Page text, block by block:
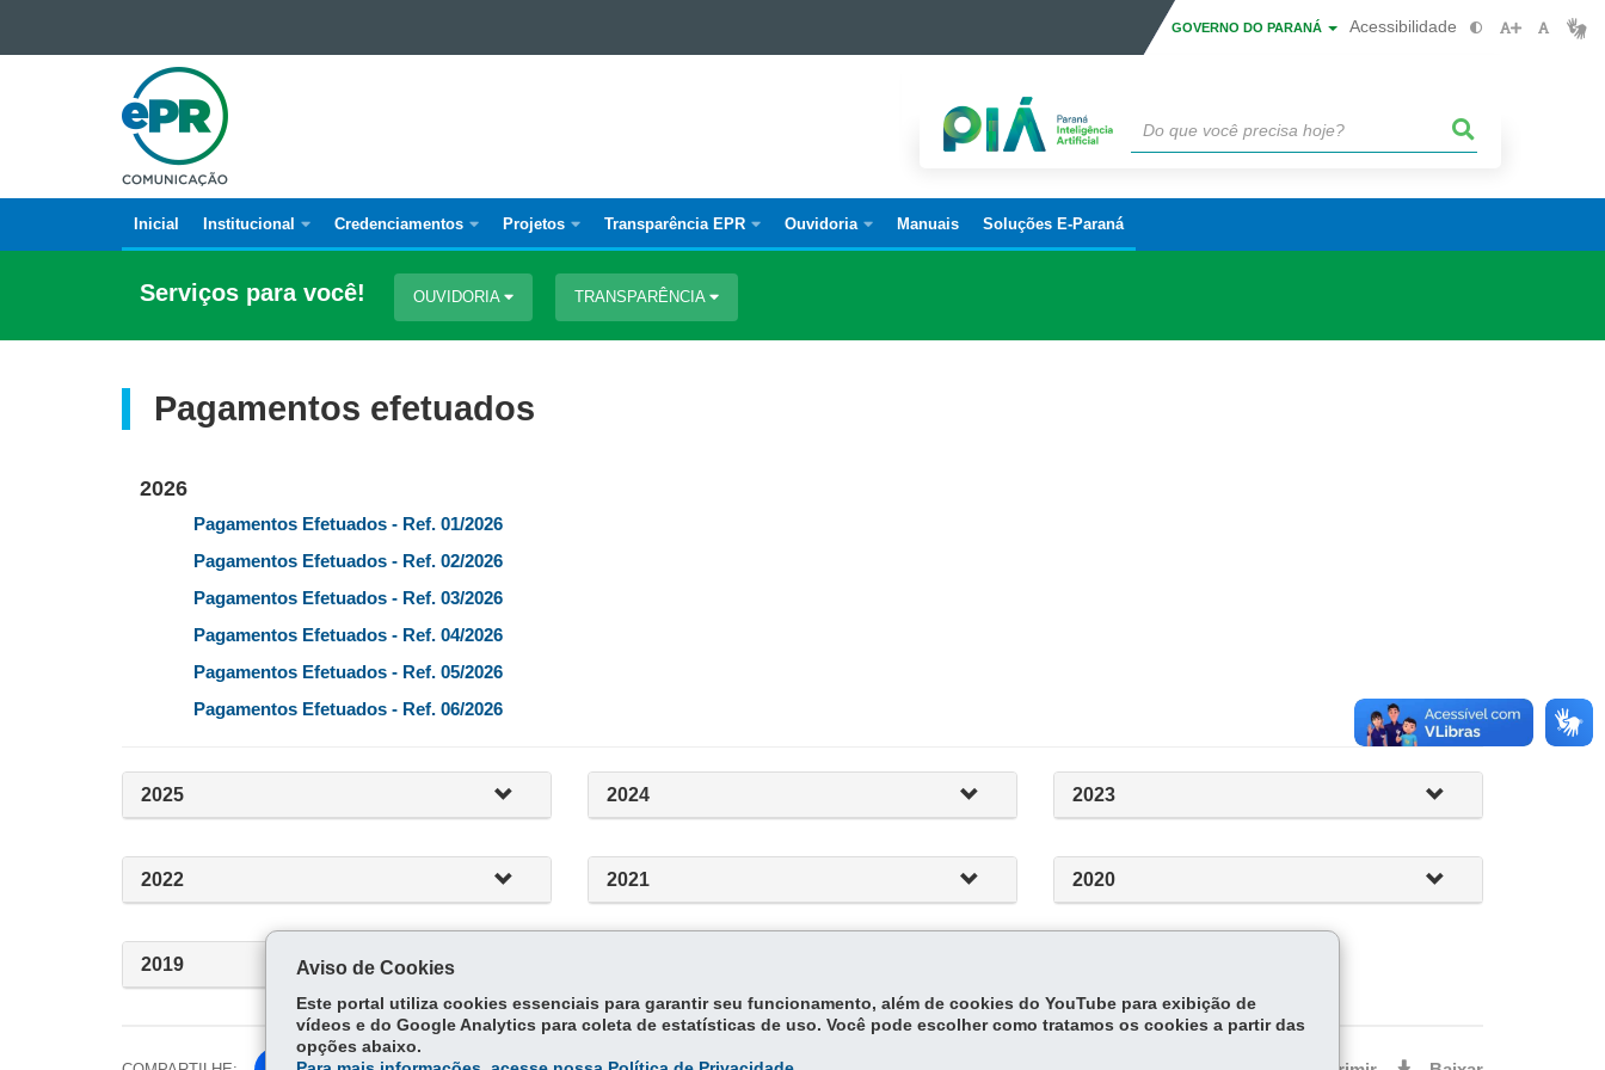
Ir para o conteúdo
Ir para a navegação
Ir para a busca
GOVERNO DO PARANÁ Acessibilidade
E-
PARANÁ
COMUNICAÇÃO
Navegação
principal
Inicial Institucional Credenciamentos Projetos Transparência EPR Ouvidoria Manuais Soluções E-Paraná
Serviços para você! OUVIDORIA TRANSPARÊNCIA
Pagamentos efetuados
2026
Pagamentos Efetuados - Ref. 01/2026
Pagamentos Efetuados - Ref. 02/2026
Pagamentos Efetuados - Ref. 03/2026
Pagamentos Efetuados - Ref. 04/2026
Pagamentos Efetuados - Ref. 05/2026
Pagamentos Efetuados - Ref. 06/2026
2025 2024 2023
2022 2021 2020
2019 Aviso de Cookies
Este portal utiliza cookies essenciais para garantir seu funcionamento, além de cookies do YouTube para exibição de
vídeos e do Google Analytics para coleta de estatísticas de uso. Você pode escolher como tratamos os cookies a partir das
opções abaixo.